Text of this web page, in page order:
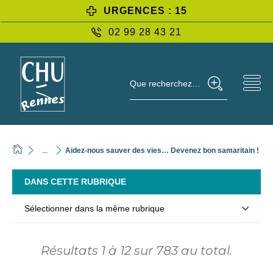
URGENCES : 15
02 99 28 43 21
Que recherchez-vous ?
Aidez-nous sauver des vies… Devenez bon samaritain !
DANS CETTE RUBRIQUE
Sélectionner dans la même rubrique
Résultats 1 à 12 sur 783 au total.